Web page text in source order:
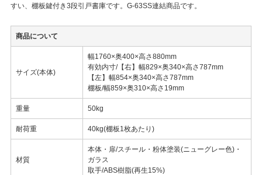
すい、棚板鍵付き3段引戸書庫です。G-63SS連結商品です。
商品について
サイズ(本体)
幅1760×奥400×高さ880mm
有効内寸/【右】幅829×奥340×高さ787mm
【左】幅854×奥340×高さ787mm
棚板/幅859×奥310×高さ19mm
重量 50kg
耐荷重 40kg(棚板1枚あたり)
材質
本体・扉/スチール・粉体塗装(ニューグレー色)・
ガラス
取手/ABS樹脂(再生15%)